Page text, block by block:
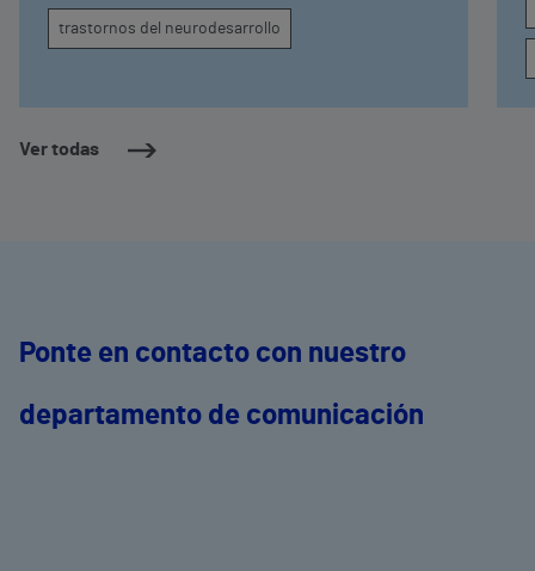
Ver todas
trastornos del neurodesarrollo
Ponte en contacto con nuestro
departamento de comunicación